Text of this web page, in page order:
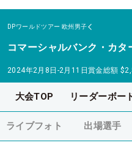
DPワールドツアー 欧州男子
コマーシャルバンク・カタ
2024年2月8日-2月11日賞金総額
大会TOP リーダーボー
ライブフォト 出場選手